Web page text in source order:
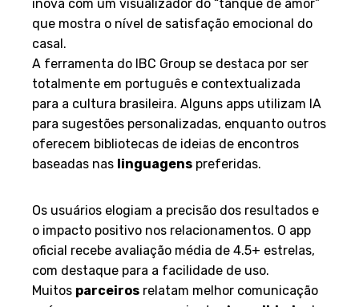
inova com um visualizador do “tanque de amor”
que mostra o nível de satisfação emocional do
casal.
A ferramenta do IBC Group se destaca por ser
totalmente em português e contextualizada
para a cultura brasileira. Alguns apps utilizam IA
para sugestões personalizadas, enquanto outros
oferecem bibliotecas de ideias de encontros
baseadas nas linguagens preferidas.
Os usuários elogiam a precisão dos resultados e
o impacto positivo nos relacionamentos. O app
oficial recebe avaliação média de 4.5+ estrelas,
com destaque para a facilidade de uso.
Muitos parceiros relatam melhor comunicação